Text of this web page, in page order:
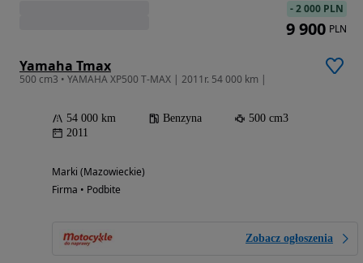
Yamaha Tmax
500 cm3 • YAMAHA XP500 T-MAX | 2011r. 54 000 km |
54 000 km Benzyna
500 cm3
2011
Marki (Mazowieckie)
Firma • Podbite
Zobacz ogłoszenia
-2 000 PLN
9 900 PLN